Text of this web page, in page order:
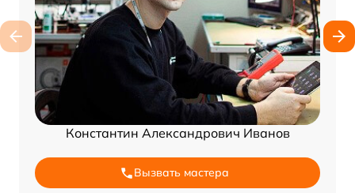
Константин Александрович Иванов
Вызвать мастера